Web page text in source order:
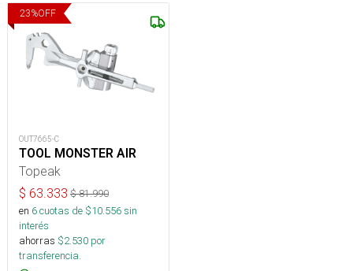
23%OFF
OUT7665-C
TOOL MONSTER AIR
Topeak
$ 63.333 $81.990
en 6cuotas de $10.556sin
interés
ahorras $2.530 por
transferencia.